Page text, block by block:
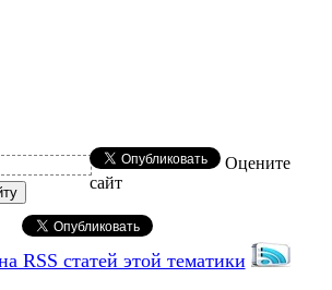
Оцените
сайт
RSS статей этой тематики